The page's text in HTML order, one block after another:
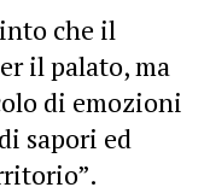
che il
il palato, ma
di emozioni
sapori ed